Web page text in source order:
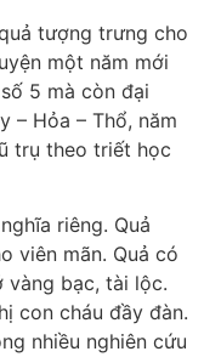
tượng trưng cho
một năm mới
5 mà còn đại
– Hỏa – Thổ, năm
trụ theo triết học
riêng. Quả
viên mãn. Quả có
vàng bạc, tài lộc.
con cháu đầy đàn.
nhiều nghiên cứu